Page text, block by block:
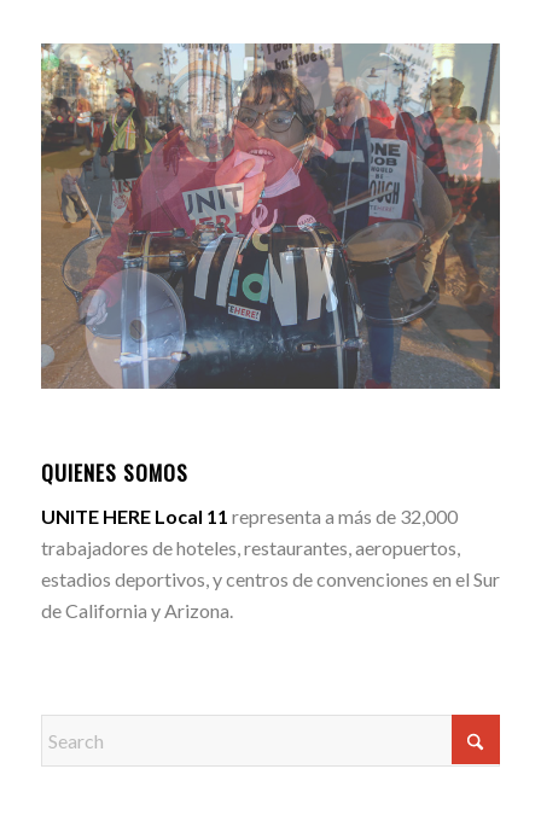
QUIENES SOMOS
UNITE HERE Local 11 representa a más de 32,000
trabajadores de hoteles, restaurantes, aeropuertos,
estadios deportivos, y centros de convenciones en el Sur
de California y Arizona.